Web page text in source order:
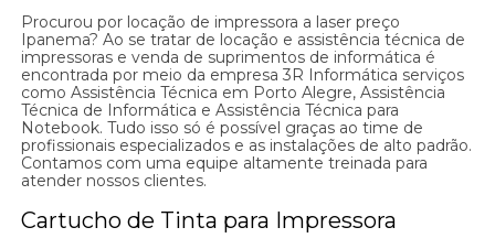
Procurou por locação de impressora a laser preço
Ipanema? Ao se tratar de locação e assistência técnica de
impressoras e venda de suprimentos de informática é
encontrada por meio da empresa 3R Informática serviços
como Assistência Técnica em Porto Alegre, Assistência
Técnica de Informática e Assistência Técnica para
Notebook. Tudo isso só é possível graças ao time de
profissionais especializados e as instalações de alto padrão.
Contamos com uma equipe altamente treinada para
atender nossos clientes.
Cartucho de Tinta para Impressora